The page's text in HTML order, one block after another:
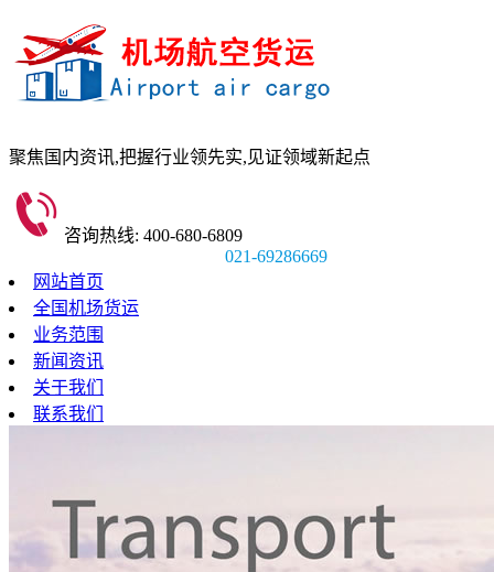
聚焦国内资讯,把握行业领先实,见证领域新起点
咨询热线: 400-680-6809
021-69286669
网站首页
全国机场货运
业务范围
新闻资讯
关于我们
联系我们